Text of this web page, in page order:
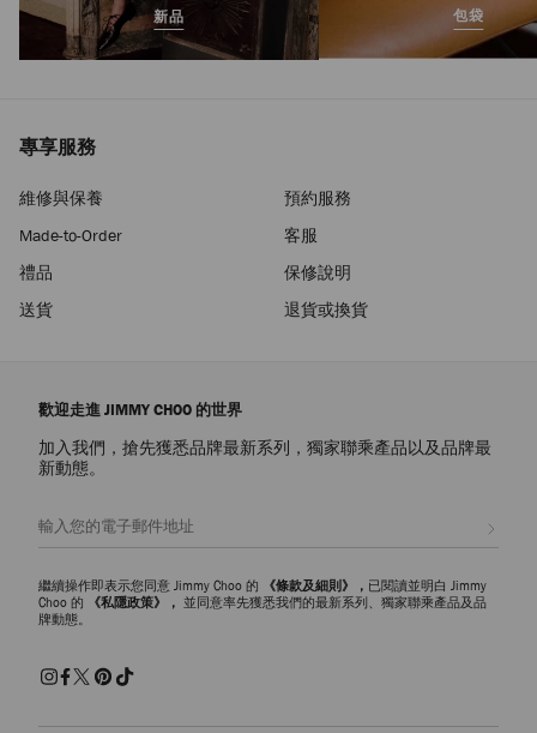
新品 包袋
專享服務
維修與保養
預約服務
Made-to-Order
客服
禮品
保修說明
送貨
退貨或換貨
歡迎走進 JIMMY CHOO 的世界
加入我們，搶先獲悉品牌最新系列，獨家聯乘產品以及品牌最
新動態。
繼續操作即表示您同意 Jimmy Choo 的 《條款及細則》， 已閱讀並明白 Jimmy
Choo 的
《私隱政策》， 並同意率先獲悉我們的最新系列、獨家聯乘產品及品
牌動態。